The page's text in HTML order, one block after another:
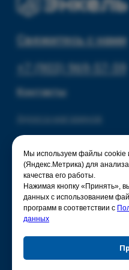
Мы используем файлы cookie
(Яндекс.Метрика) для
качества его работы.
Нажимая кнопку «Принять»,
данных с использованием
программ в соответствии с
данных
Политика